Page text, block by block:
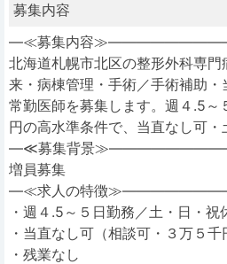
募集内容
―≪募集内容
北海道札幌市北区の整形外科専
来・病棟管理・手術／手術補助
常勤医師を募集します。週４.5
円の高水準条件で、当直なし可・
―≪募集背景
増員募集
―≪求人の特徴
・週４.5～５日勤務／土・日・祝
・当直なし可（相談可・３万５千
・残業なし